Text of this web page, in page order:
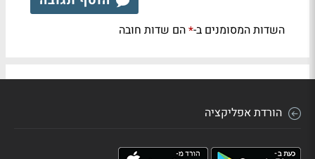
השדות המסומנים ב-*הם שדות חובה
הורדת אפליקציה